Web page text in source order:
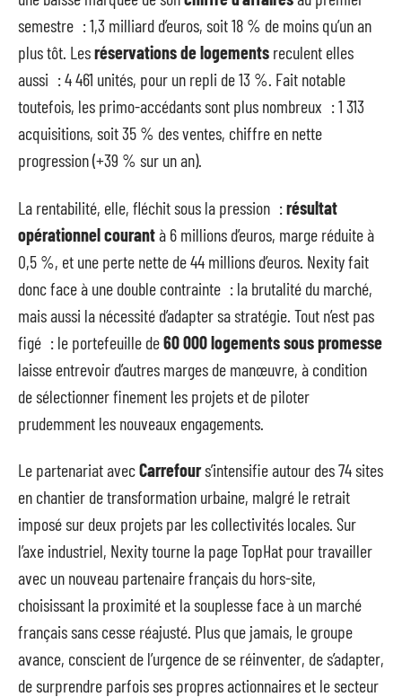
semestre : 1,3 milliard d’euros, soit 18 % de moins qu’un an
plus tôt. Lesréservations de logements reculent elles
aussi : 4 461 unités, pour un repli de 13 %. Fait notable
toutefois, les primo-accédants sont plus nombreux : 1 313
acquisitions, soit 35 % des ventes, chiffre en nette
progression (+39 % sur un an).
La rentabilité, elle, fléchit sous la pression :résultat
opérationnel courantà 6 millions d’euros, marge réduite à
0,5 %, et une perte nette de 44 millions d’euros. Nexity fait
donc face à une double contrainte : la brutalité du marché,
mais aussi la nécessité d’adapter sa stratégie. Tout n’est pas
figé : le portefeuille de60 000 logements sous promesse
laisse entrevoir d’autres marges de manœuvre, à condition
de sélectionner finement les projets et de piloter
prudemment les nouveaux engagements.
Le partenariat avecCarrefours’intensifie autour des 74 sites
en chantier de transformation urbaine, malgré le retrait
imposé sur deux projets par les collectivités locales. Sur
l’axe industriel, Nexity tourne la page TopHat pour travailler
avec un nouveau partenaire français du hors-site,
choisissant la proximité et la souplesse face à un marché
français sans cesse réajusté. Plus que jamais, le groupe
avance, conscient de l’urgence de se réinventer, de s’adapter,
de surprendre parfois ses propres actionnaires et le secteur